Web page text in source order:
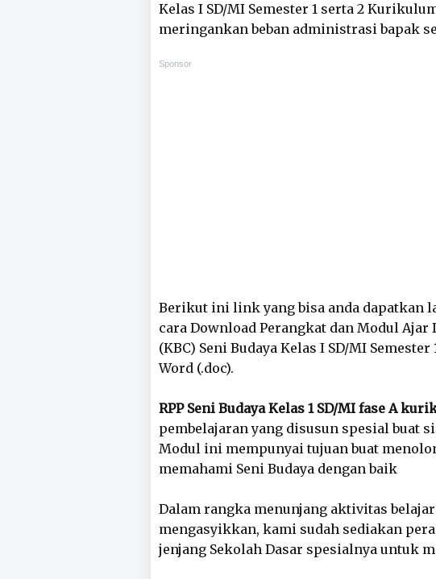
Kelas I SD/MI Semester 1 serta 2
meringankan beban administrasi bapak
Sponsor
Berikut ini link yang bisa anda dapatkan
cara Download Perangkat dan Modul
(KBC) Seni Budaya Kelas I SD/MI
Word (.doc).
RPP Seni Budaya Kelas 1 SD/MI fase A
pembelajaran yang disusun spesial buat
Modul ini mempunyai tujuan buat
memahami Seni Budaya dengan baik
Dalam rangka menunjang aktivitas
mengasyikkan, kami sudah sediakan
jenjang Sekolah Dasar spesialnya untuk